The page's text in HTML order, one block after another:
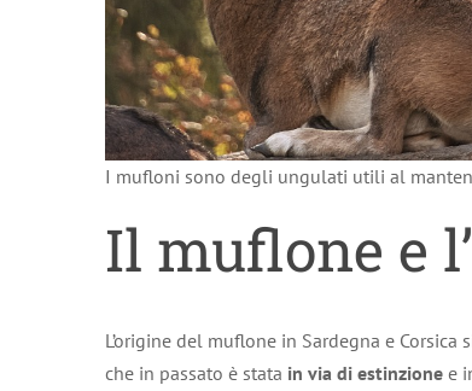
I mufloni sono degli ungulati utili al
Il muflone e
L’origine del muflone in Sardegna e
che in passato è stata in via di estinzione e